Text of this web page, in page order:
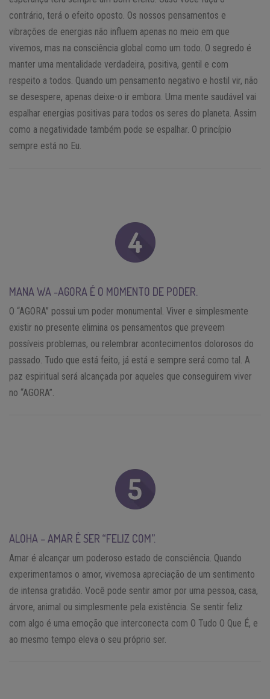
contrário, terá o efeito oposto. Os nossos pensamentos e
vibrações de energias não influem apenas no meio em que
vivemos, mas na consciência global como um todo. O segredo é
manter uma mentalidade verdadeira, positiva, gentil e com
respeito a todos. Quando um pensamento negativo e hostil vir, não
se desespere, apenas deixe-o ir embora. Uma mente saudável vai
espalhar energias positivas para todos os seres do planeta. Assim
como a negatividade também pode se espalhar. O princípio
sempre está no Eu.
MANA WA -AGORA É O MOMENTO DE PODER.
O “AGORA” possui um poder monumental. Viver e simplesmente
existir no presente elimina os pensamentos que preveem
possíveis problemas, ou relembrar acontecimentos dolorosos do
passado. Tudo que está feito, já está e sempre será como tal. A
paz espiritual será alcançada por aqueles que conseguirem viver
no “AGORA”.
ALOHA – AMAR É SER “FELIZ COM”.
Amar é alcançar um poderoso estado de consciência. Quando
experimentamos o amor, vivemosa apreciação de um sentimento
de intensa gratidão. Você pode sentir amor por uma pessoa, casa,
árvore, animal ou simplesmente pela existência. Se sentir feliz
com algo é uma emoção que interconecta com O Tudo O Que É, e
ao mesmo tempo eleva o seu próprio ser.